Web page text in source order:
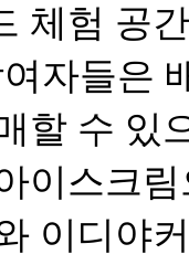
체험 공
자들은
할 수 있
이스크
이디야